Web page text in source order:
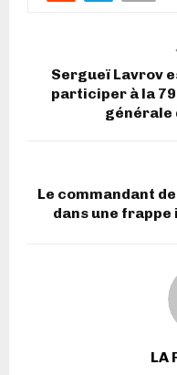
Sergueï Lavrov
participer à la
générale
Le commandant
dans une
LA